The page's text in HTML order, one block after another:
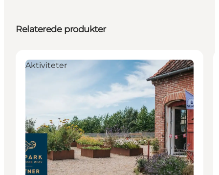
Relaterede produkter
Aktiviteter